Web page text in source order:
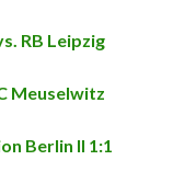
RB Leipzig
Meuselwitz
Berlin II 1:1